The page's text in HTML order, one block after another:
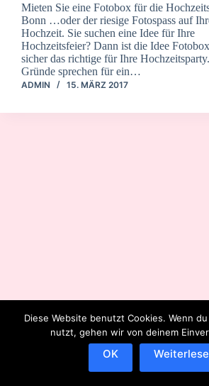
Mieten Sie eine Fotobox für die
Bonn …oder der riesige Fotospass auf
Hochzeit. Sie suchen eine Idee für Ihre
Hochzeitsfeier? Dann ist die Idee
sicher das richtige für Ihre
Gründe sprechen für ein…
ADMIN 15. MÄRZ 2017
Diese Website benutzt Cookies. Wenn
nutzt, gehen wir von deinem
OK